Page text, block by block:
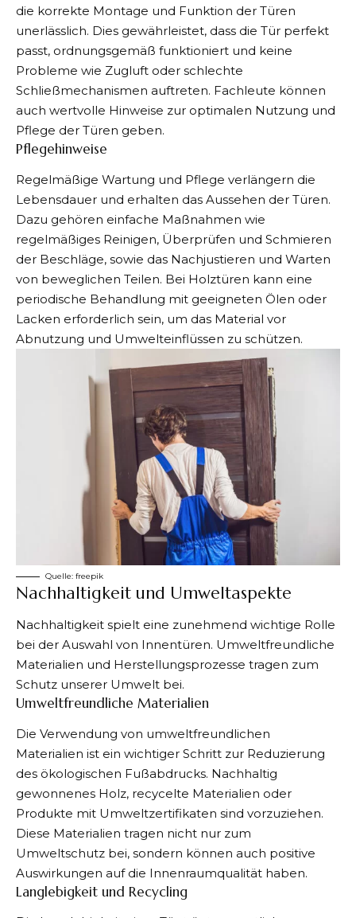
die korrekte Montage und Funktion der Türen
unerlässlich. Dies gewährleistet, dass die Tür perfekt
passt, ordnungsgemäß funktioniert und keine
Probleme wie Zugluft oder schlechte
Schließmechanismen auftreten. Fachleute können
auch wertvolle Hinweise zur optimalen Nutzung und
Pflege der Türen geben.
Pflegehinweise
Regelmäßige Wartung und Pflege verlängern die
Lebensdauer und erhalten das Aussehen der Türen.
Dazu gehören einfache Maßnahmen wie
regelmäßiges Reinigen, Überprüfen und Schmieren
der Beschläge, sowie das Nachjustieren und Warten
von beweglichen Teilen. Bei Holztüren kann eine
periodische Behandlung mit geeigneten Ölen oder
Lacken erforderlich sein, um das Material vor
Abnutzung und Umwelteinflüssen zu schützen.
Quelle: freepik
Nachhaltigkeit und Umweltaspekte
Nachhaltigkeit spielt eine zunehmend wichtige Rolle
bei der Auswahl von Innentüren. Umweltfreundliche
Materialien und Herstellungsprozesse tragen zum
Schutz unserer Umwelt bei.
Umweltfreundliche Materialien
Die Verwendung von umweltfreundlichen
Materialien ist ein wichtiger Schritt zur Reduzierung
des ökologischen Fußabdrucks. Nachhaltig
gewonnenes Holz, recycelte Materialien oder
Produkte mit Umweltzertifikaten sind vorzuziehen.
Diese Materialien tragen nicht nur zum
Umweltschutz bei, sondern können auch positive
Auswirkungen auf die Innenraumqualität haben.
Langlebigkeit und Recycling